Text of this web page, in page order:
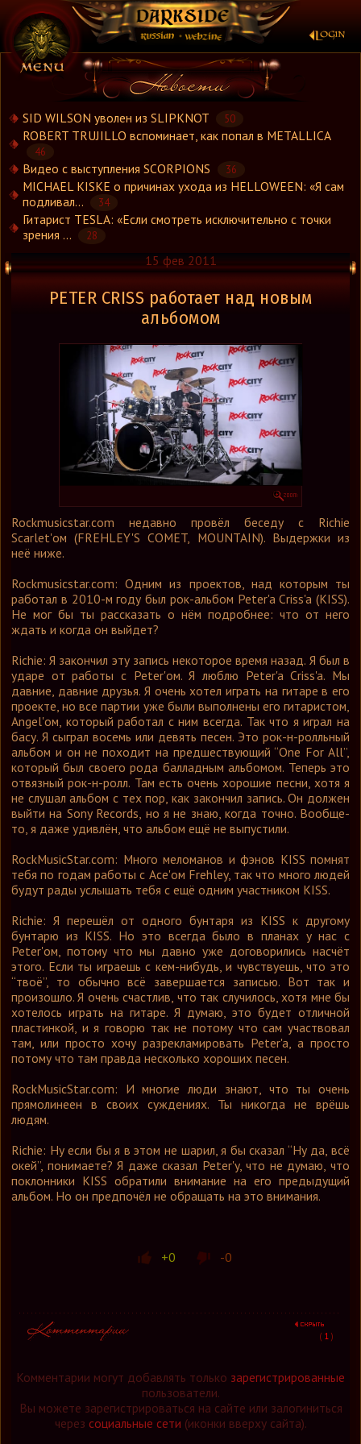
×
Новости
Новости.Рус
Концерты
Группы
Интервью
Стили
Графика
Форум
Ссылки
Контакты
SID WILSON уволен из SLIPKNOT 50
ROBERT TRUJILLO вспоминает, как попал в METALLICA
46
Видео с выступления SCORPIONS 36
MICHAEL KISKE о причинах ухода из HELLOWEEN: «Я сам
подливал...
34
Гитарист TESLA: «Если смотреть исключительно с точки
зрения ...
28
15 фев 2011
PETER CRISS работает над новым
альбомом
Rockmusicstar.com недавно провёл беседу с Richie
Scarlet'ом (FREHLEY'S COMET, MOUNTAIN). Выдержки из
неё ниже.
Rockmusicstar.com: Одним из проектов, над которым ты
работал в 2010-м году был рок-альбом Peter'a Criss'a (KISS).
Не мог бы ты рассказать о нём подробнее: что от него
ждать и когда он выйдет?
Richie: Я закончил эту запись некоторое время назад. Я был в
ударе от работы с Peter'ом. Я люблю Peter'a Criss'a. Мы
давние, давние друзья. Я очень хотел играть на гитаре в его
проекте, но все партии уже были выполнены его гитаристом,
Angel'ом, который работал с ним всегда. Так что я играл на
басу. Я сыграл восемь или девять песен. Это рок-н-ролльный
альбом и он не походит на предшествующий “One For All”,
который был своего рода балладным альбомом. Теперь это
отвязный рок-н-ролл. Там есть очень хорошие песни, хотя я
не слушал альбом с тех пор, как закончил запись. Он должен
выйти на Sony Records, но я не знаю, когда точно. Вообще-
то, я даже удивлён, что альбом ещё не выпустили.
RockMusicStar.com: Много меломанов и фэнов KISS помнят
тебя по годам работы с Ace'ом Frehley, так что много людей
будут рады услышать тебя с ещё одним участником KISS.
Richie: Я перешёл от одного бунтаря из KISS к другому
бунтарю из KISS. Но это всегда было в планах у нас с
Peter'ом, потому что мы давно уже договорились насчёт
этого. Если ты играешь с кем-нибудь, и чувствуешь, что это
“твоё”, то обычно всё завершается записью. Вот так и
произошло. Я очень счастлив, что так случилось, хотя мне бы
хотелось играть на гитаре. Я думаю, это будет отличной
пластинкой, и я говорю так не потому что сам участвовал
там, или просто хочу разрекламировать Peter'a, а просто
потому что там правда несколько хороших песен.
RockMusicStar.com: И многие люди знают, что ты очень
прямолинеен в своих суждениях. Ты никогда не врёшь
людям.
Richie: Ну если бы я в этом не шарил, я бы сказал “Ну да, всё
окей”, понимаете? Я даже сказал Peter'y, что не думаю, что
поклонники KISS обратили внимание на его предыдущий
альбом. Но он предпочёл не обращать на это внимания.
+0 -0
( 1 )
Комментарии могут добавлять только зарегистрированные
пользователи.
Вы можете зарегистрироваться на сайте или залогиниться
через социальные сети (иконки вверху сайта).